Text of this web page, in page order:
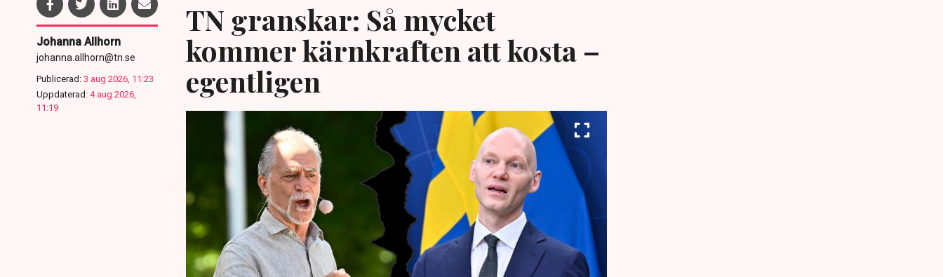
Johanna Allhorn
johanna.allhorn@tn.se
Publicerad: 3 aug 2026, 11:23
Uppdaterad: 4 aug 2026,
11:19
TN granskar: Så mycket
kommer kärnkraften att kosta –
egentligen